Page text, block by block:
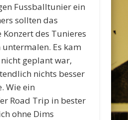
Fussballtunier ein
sollten das
des Tunieres
Es kam
geplant war,
nichts besser
Wie ein
Road Trip in bester
ohne Dims